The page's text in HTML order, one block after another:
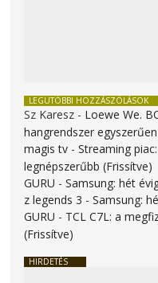
LEGUTÓBBI HOZZÁSZÓLÁSOK
Sz Karesz - Loewe We.
hangrendszer egyszerűen
magis tv -Streaming
legnépszerűbb (Frissítve)
GURU -Samsung: hét
z legends 3 -Samsung:
GURU - TCL C7L: a
(Frissítve)
HIRDETÉS